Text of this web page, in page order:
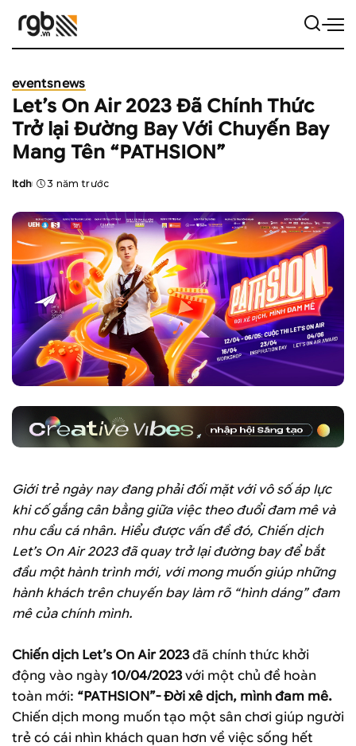
eventsnews
Let’s On Air 2023 Đã Chính Thức
Trở lại Đường Bay Với Chuyến Bay
Mang Tên “PATHSION”
Posted
ltdh 3 năm trước
Giới trẻ ngày nay đang phải đối mặt với vô số áp lực
khi cố gắng cân bằng giữa việc theo đuổi đam mê và
nhu cầu cá nhân. Hiểu được vấn đề đó, Chiến dịch
Let’s On Air 2023đã quay trở lại đường bay để bắt
đầu một hành trình mới, với mong muốn giúp những
hành khách trên chuyến bay làm rõ “hình dáng” đam
mê của chính mình.
Chiến dịch Let’s On Air 2023đã chính thức khởi
động vào ngày 10/04/2023với một chủ đề hoàn
toàn mới: “PATHSION”- Đời xê dịch, mình đam mê.
Chiến dịch mong muốn tạo một sân chơi giúp người
trẻ có cái nhìn khách quan hơn về việc sống hết